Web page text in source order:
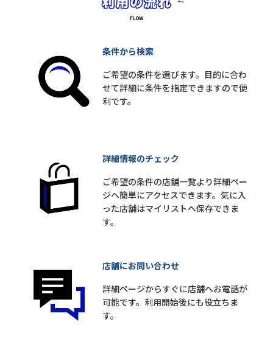
条件から検索
ご希望の条件を選びます。目的に合わ
せて詳細に条件を指定できますので便
利です。
詳細情報のチェック
ご希望の条件の店舗一覧より詳細ペー
ジへ簡単にアクセスできます。気に入
った店舗はマイリストへ保存できま
す。
店舗にお問い合わせ
詳細ページからすぐに店舗へお電話が
可能です。利用開始後にも役立ちま
す。